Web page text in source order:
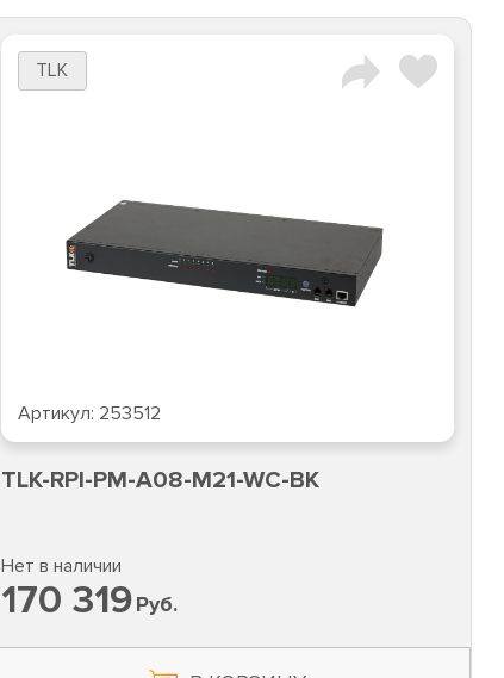
TLK
Артикул: 253512
TLK-RPI-PM-A08-M21-WC-BK
Нет в наличии
170 319Руб.